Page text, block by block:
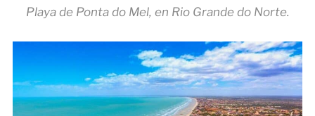
Playa de Ponta do Mel, en Rio Grande do Norte.